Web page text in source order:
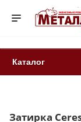
Каталог
Затирка